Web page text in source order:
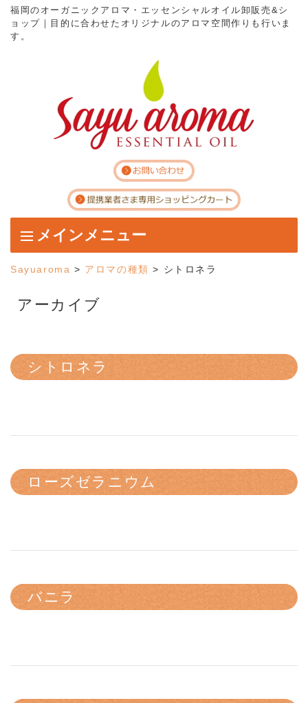
福岡のオーガニックアロマ・エッセンシャルオイル卸販売&シ
ョップ｜目的に合わせたオリジナルのアロマ空間作りも行いま
す。
メインメニュー
コンテンツへスキップ
Sayuaroma > アロマの種類 > シトロネラ
アーカイブ
シトロネラ
ローズゼラニウム
バニラ